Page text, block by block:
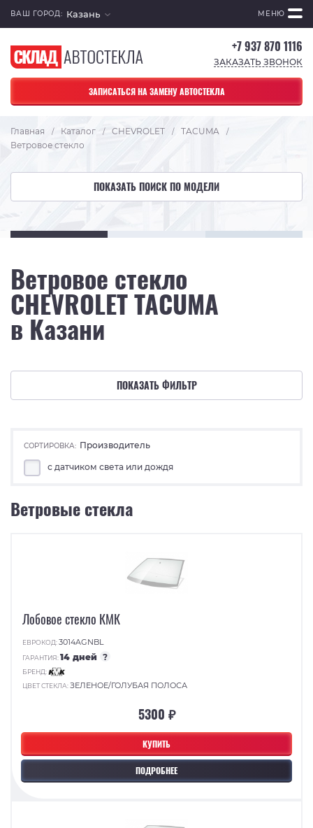
ВАШ ГОРОД: Казань МЕНЮ
+7 937 870 1116
ЗАКАЗАТЬ ЗВОНОК
ЗАПИСАТЬСЯ НА ЗАМЕНУ АВТОСТЕКЛА
Главная / Каталог / CHEVROLET / TACUMA /
Ветровое стекло
ПОКАЗАТЬ ПОИСК ПО МОДЕЛИ
Ветровое стекло
CHEVROLET TACUMA
в Казани
ПОКАЗАТЬ ФИЛЬТР
СОРТИРОВКА: Производитель
с датчиком света или дождя
Ветровые стекла
КУПИТЬ
ПОДРОБНЕЕ
Лобовое стекло КМК
ЕВРОКОД:3014AGNBL
ГАРАНТИЯ:14 дней ?
БРЕНД:
ЦВЕТ СТЕКЛА:ЗЕЛЕНОЕ/ГОЛУБАЯ ПОЛОСА
5300 ₽